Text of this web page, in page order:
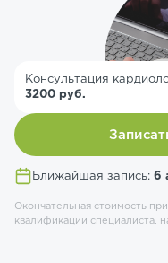
Ближайшая запись: 6
Консультация
3200 руб.
Окончательная стоимость
квалификации специалиста,